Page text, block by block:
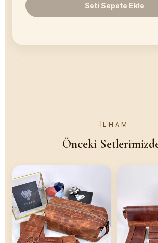
Seti Sepete Ekle
İLHAM
Önceki